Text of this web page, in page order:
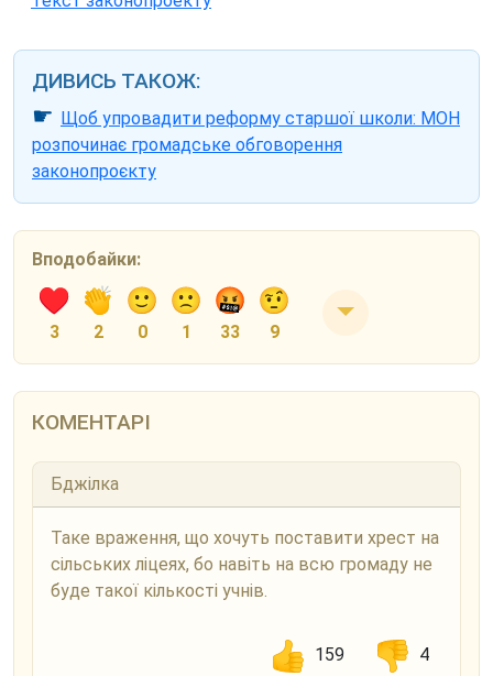
ДИВИСЬ ТАКОЖ:
☛ Щоб упровадити реформу старшої школи: МОН
розпочинає громадське обговорення
законопроєкту
Вподобайки:
3 2 0 1 33 9
КОМЕНТАРІ
Бджілка
Таке враження, що хочуть поставити хрест на
сільських ліцеях, бо навіть на всю громаду не
буде такої кількості учнів.
159 4